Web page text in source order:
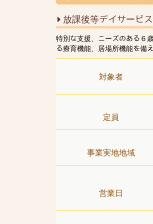
放課後等デイサービス
特別な支援、ニーズのある６
る療育機能、居場所機能を備
対象者
定員
事業実地地域
営業日